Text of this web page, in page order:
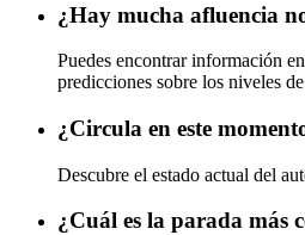
¿Hay mucha afluencia
Puedes encontrar información
predicciones sobre los niveles
¿Circula en este
Descubre el estado actual del
¿Cuál es la parada más